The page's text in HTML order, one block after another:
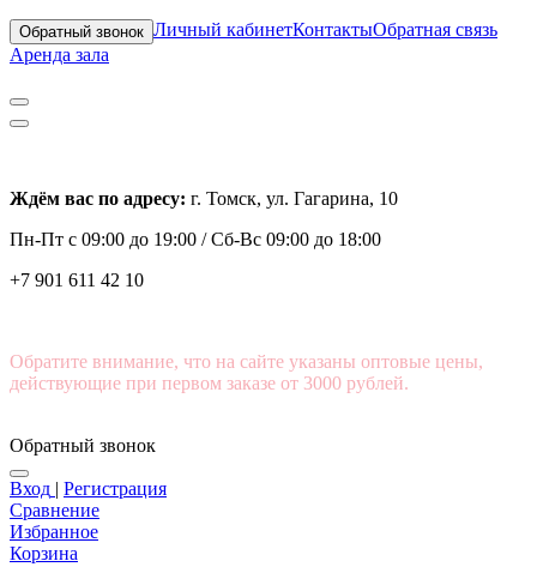
Обратный звонок Личный кабинетКонтактыОбратная связь
Аренда зала
Ждём вас по адресу: г. Томск, ул. Гагарина, 10
Пн-Пт с 09:00 до 19:00 /Сб-Вс 09:00 до 18:00
+7 901 611 42 10
Обратите внимание, что на сайте указаны оптовые цены,
действующие при первом заказе от 3000 рублей.
Обратный звонок
Вход | Регистрация
Сравнение
Избранное
Корзина